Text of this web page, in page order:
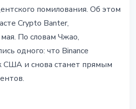
против его
от Трампа
чтения
помилования. Об этом
Crypto Banter,
По словам Чжао,
одного: что Binance
США и снова станет прямым